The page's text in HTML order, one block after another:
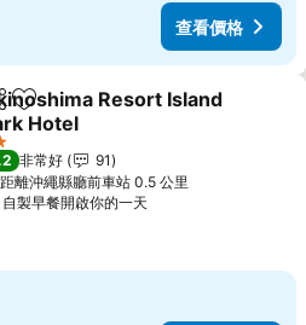
查看價格
加入我的最愛
Resort Island
Hotel
級
非常好
91
距離沖繩縣廳前車站 0.5 公里
自製早餐開啟你的一天